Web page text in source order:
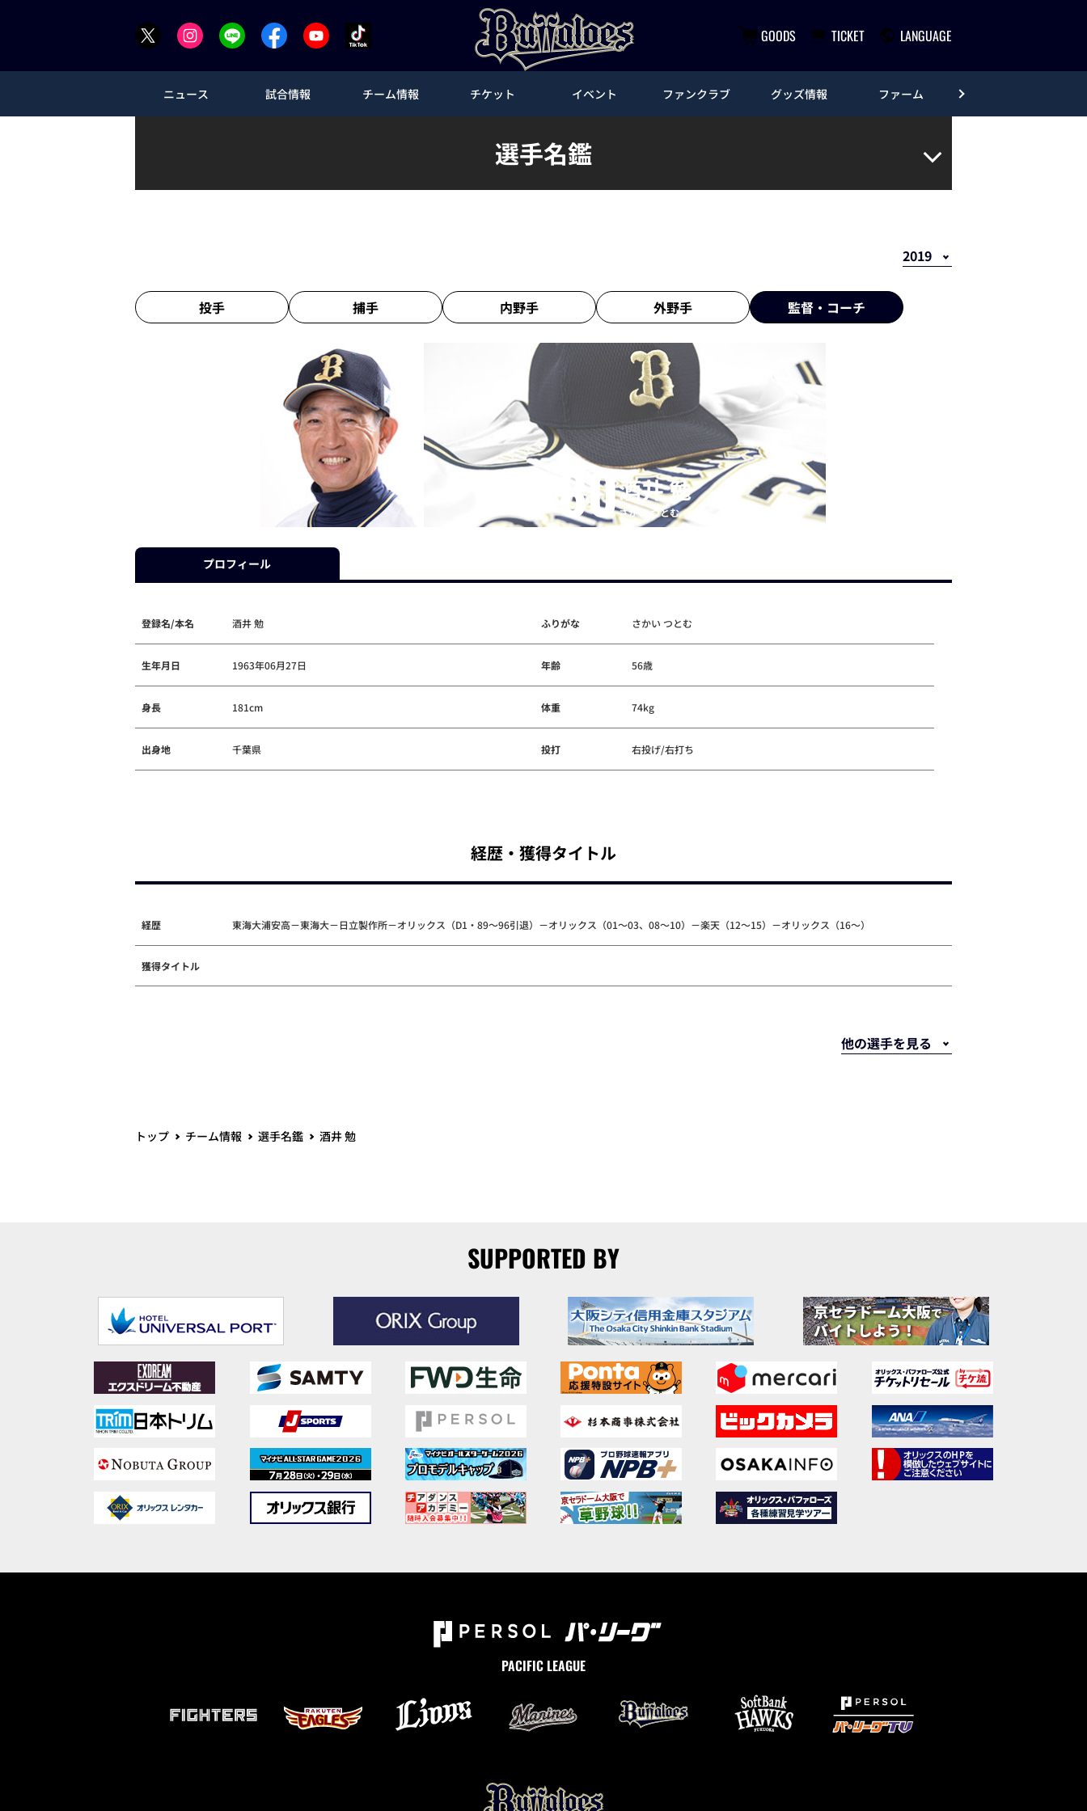
GOODS TICKET LANGUAGE
ニュース 試合情報 チーム情報 チケット イベント ファンクラブ グッズ情報 ファーム
選手名鑑
投手 捕手 内野手 外野手 監督・ コーチ
80酒井 勉
さかい つとむ
プロフィール
登録名/本名 酒井 勉 ふりがな さかい つとむ
生年月日 1963年06月27日 年齢 56歳
身長 181cm 体重 74kg
出身地 千葉県 投打 右投げ/右打ち
経歴・獲得タイトル
経歴 東海大浦安高－東海大－日立製作所－オリックス（D1・89～96引退）－オリックス（01～03、08～10）－楽天（12～15）－オリックス（16～）
獲得タイトル
トップ チーム情報 選手名鑑 酒井 勉
SUPPORTED BY
PACIFIC LEAGUE